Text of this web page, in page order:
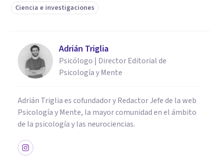
Ciencia e investigaciones
Adrián Triglia
Psicólogo | Director Editorial de
Psicología y Mente
Adrián Triglia es cofundador y Redactor Jefe de la web
Psicología y Mente, la mayor comunidad en el ámbito
de la psicología y las neurociencias.